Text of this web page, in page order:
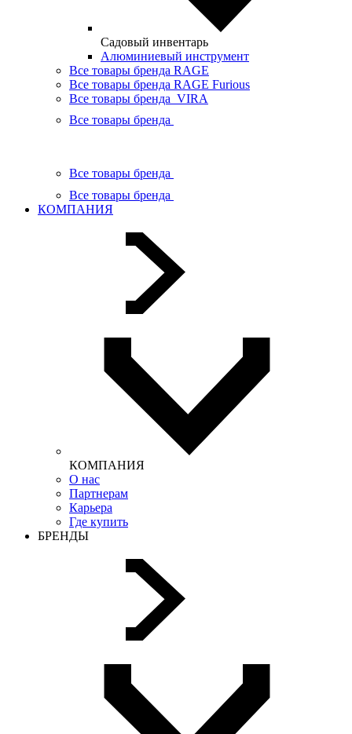
Садовый инвентарь
Алюминиевый инструмент
Все товары бренда RAGE
Все товары бренда RAGE Furious
Все товары бренда VIRA
Все товары бренда
Все товары бренда
Все товары бренда
КОМПАНИЯ
КОМПАНИЯ
О нас
Партнерам
Карьера
Где купить
БРЕНДЫ